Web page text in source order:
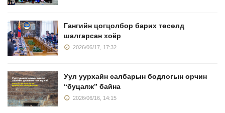
Гангийн цогцолбор барих төсөлд
шалгарсан хоёр
2026/06/17, 17:32
Уул уурхайн салбарын бодлогын орчин
“буцалж” байна
2026/06/16, 14:15